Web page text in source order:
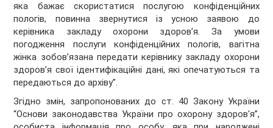
яка бажає скористатися послугою конфіденційних
пологів, повинна звернутися із усною заявою до
керівника закладу охорони здоров’я. За умови
погодження послуги конфіденційних пологів, вагітна
жінка зобов’язана передати керівнику закладу охорони
здоров’я свої ідентифікаційні дані, які опечатуються та
передаються до архіву”.
Згідно змін, запропонованих до ст. 40 Закону України
“Основи законодавства України про охорону здоров'я”,